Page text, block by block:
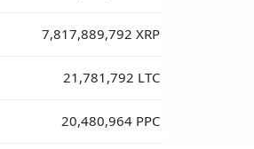
7,817,889,792 XRP
21,781,792 LTC
20,480,964 PPC